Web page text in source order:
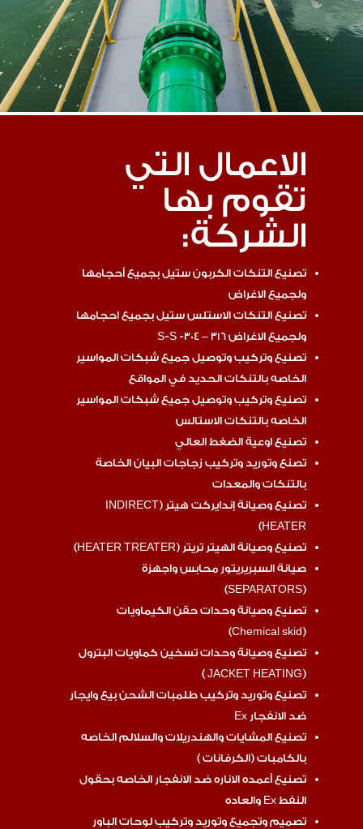
الاعمال التي
تقوم بها
الشركة:
تصنيع التنكات الكربون ستيل بجميع أحجامها
ولجميع الاغراض
تصنيع التنكات الاستلس ستيل بجميع احجامها
ولجميع الاغراض S-S -304 – 316
تصنيع وتركيب وتوصيل جميع شبكات المواسير
الخاصه بالتنكات الحديد في المواقع
تصنيع وتركيب وتوصيل جميع شبكات المواسير
الخاصه بالتنكات الاستالس
تصنيع اوعية الضغط العالي
تصنع وتوريد وتركيب زجاجات البيان الخاصة
بالتنكات والمعدات
تصنيع وصيانة إندايركت هيتر (INDIRECT
HEATER)
تصنيع وصيانة الهيتر تريتر (HEATER TREATER)
صيانة السبريريتور محابس واجهزة
(SEPARATORS)
تصنيع وصيانة وحدات حقن الكيماويات
(Chemical skid)
تصنيع وصيانة وحدات تسخين كماويات البترول
(JACKET HEATING )
تصنيع وتوريد وتركيب طلمبات الشحن بيع وايجار
ضد الانفجار Ex
تصنيع المشايات والهندريلات والسلالم الخاصه
بالكامبات (الكرفانات )
تصنيع أعمده الاناره ضد الانفجار الخاصه بحقول
النفط Ex والعاده
تصميم وتجميع وتوريد وتركيب لوحات الباور